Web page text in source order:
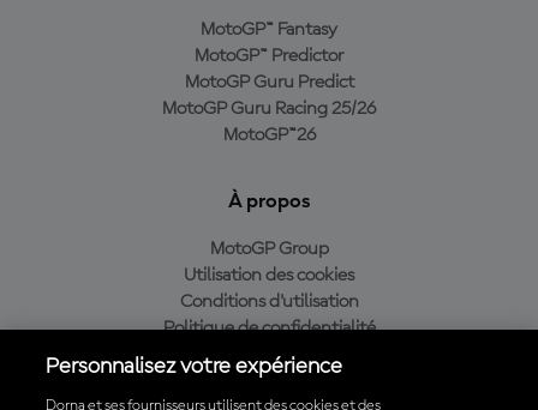
MotoGP™ Fantasy
MotoGP™ Predictor
MotoGP Guru Predict
MotoGP Guru Racing 25/26
MotoGP™26
À propos
MotoGP Group
Utilisation des cookies
Conditions d'utilisation
Politique de confidentialité
Politique d’achat
Personnalisez votre expérience
Dorna et ses fournisseurs utilisent des cookies et des